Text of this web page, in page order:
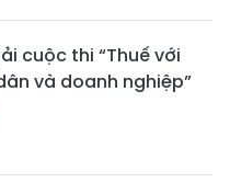
cuộc thi “Thuế với
và doanh nghiệp”